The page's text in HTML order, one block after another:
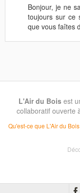
Bonjour, je ne
toujours sur ce
que vous faîtes
L'Air du Bois est
collaboratif ouverte
Qu'est-ce que L'Air du